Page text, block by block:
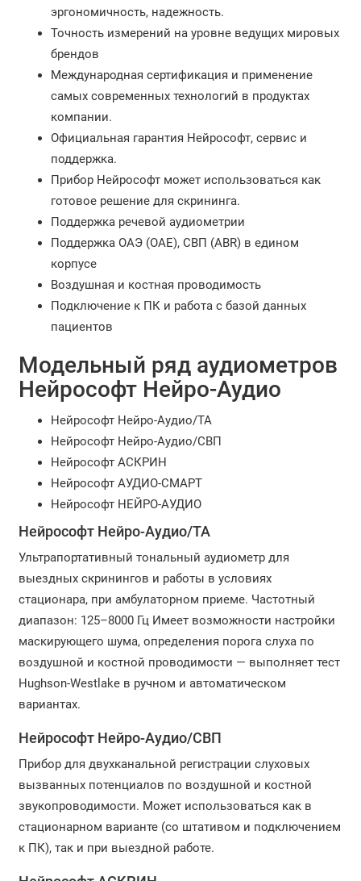
эргономичность, надежность.
Точность измерений на уровне ведущих мировых
брендов
Международная сертификация и применение
самых современных технологий в продуктах
компании.
Официальная гарантия Нейрософт, сервис и
поддержка.
Прибор Нейрософт может использоваться как
готовое решение для скрининга.
Поддержка речевой аудиометрии
Поддержка ОАЭ (OAE), СВП (ABR) в едином
корпусе
Воздушная и костная проводимость
Подключение к ПК и работа с базой данных
пациентов
Модельный ряд аудиометров
Нейрософт Нейро-Аудио
Нейрософт Нейро-Аудио/ТА
Нейрософт Нейро-Аудио/СВП
Нейрософт АСКРИН
Нейрософт АУДИО-СМАРТ
Нейрософт НЕЙРО-АУДИО
Нейрософт Нейро-Аудио/ТА
Ультрапортативный тональный аудиометр для
выездных скринингов и работы в условиях
стационара, при амбулаторном приеме. Частотный
диапазон: 125–8000 Гц Имеет возможности настройки
маскирующего шума, определения порога слуха по
воздушной и костной проводимости — выполняет тест
Hughson-Westlake в ручном и автоматическом
вариантах.
Нейрософт Нейро-Аудио/СВП
Прибор для двухканальной регистрации слуховых
вызванных потенциалов по воздушной и костной
звукопроводимости. Может использоваться как в
стационарном варианте (со штативом и подключением
к ПК), так и при выездной работе.